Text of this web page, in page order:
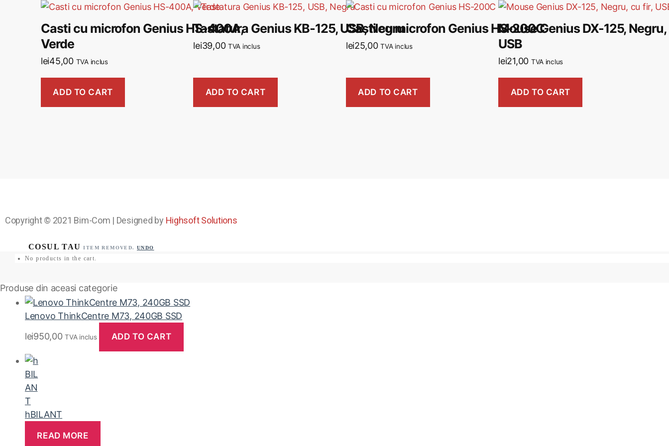
Casti cu microfon Genius HS-400A,
Verde
lei45,00 TVA inclus
ADD TO CART
Tastatura Genius KB-125, USB, Negru
lei39,00 TVA inclus
ADD TO CART
Casti cu microfon Genius HS-200C
lei25,00 TVA inclus
ADD TO CART
Mouse Genius DX-125,
USB
lei21,00 TVA inclus
ADD TO CART
Copyright © 2021 Bim-Com | Designed by Highsoft Solutions
ITEM REMOVED. UNDO
No products in the cart.
Produse din aceasi categorie
Lenovo ThinkCentre M73, 240GB SSD
lei950,00 TVA inclus ADD TO CART
hBILANT
READ MORE